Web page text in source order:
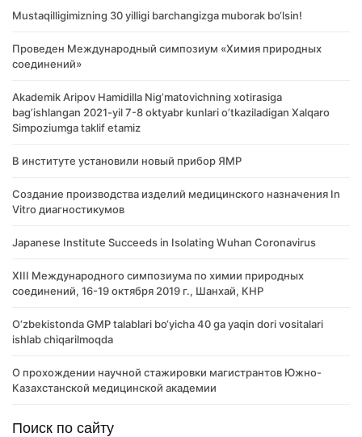
Mustaqilligimizning 30 yilligi barchangizga muborak bo‘lsin!
Проведен Международный симпозиум «Химия природных
соединений»
Akademik Аripov Hamidilla Nigʼmatovichning xotirasiga
bagʼishlangan 2021-yil 7-8 oktyabr kunlari oʼtkaziladigan Xalqaro
Simpoziumga taklif etamiz
В институте установили новый прибор ЯМР
Создание производства изделий медицинского назначения In
Vitro диагностикумов
Japanese Institute Succeeds in Isolating Wuhan Coronavirus
XIII Международного симпозиума по химии природных
соединений, 16-19 октября 2019 г., Шанхай, КНР
O‘zbekistonda GMP talablari bo‘yicha 40 ga yaqin dori vositalari
ishlab chiqarilmoqda
О прохождении научной стажировки магистрантов Южно-
Казахстанской медицинской академии
Поиск по сайту